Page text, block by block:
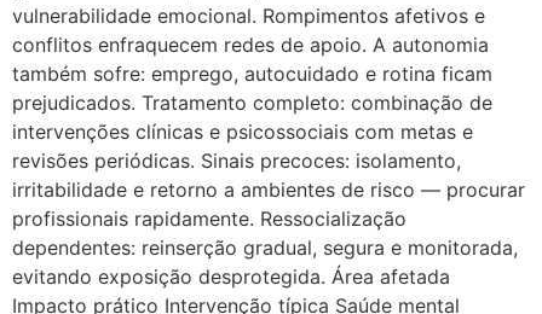
vulnerabilidade emocional. Rompimentos afetivos e
conflitos enfraquecem redes de apoio. A autonomia
também sofre: emprego, autocuidado e rotina ficam
prejudicados. Tratamento completo: combinação de
intervenções clínicas e psicossociais com metas e
revisões periódicas. Sinais precoces: isolamento,
irritabilidade e retorno a ambientes de risco — procurar
profissionais rapidamente. Ressocialização
dependentes: reinserção gradual, segura e monitorada,
evitando exposição desprotegida. Área afetada
Impacto prático Intervenção típica Saúde mental